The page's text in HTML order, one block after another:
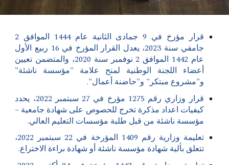
قرار مؤرخ في 9 جمادى الثانية عام 1444 الموافق 2
جامفي سنة 2023، يعدل القرار المؤرخ في 16 ربيع الأول
عام 1442 الموافق 2 نوفمبر سنة 2020، والمتضمن تعيين
أعضاء اللجنة الوطنية لمنح علامة "مؤسسة ناشئة"
و"مشروع مبتكر" و"حاضنة أعمال".
قرار وزاري رقم 1275 مؤرخ في 27 سبتمبر 2022، يحدد
كيفيات اعداد مذكرة تخرج للحصوص على شهادة جامعية –
مؤسسة ناشئة من قبل طلبة مؤسسات التعليم العالي.
تعليمة
وزارية رقم 1409 المؤرخة في 22 سبتمبر 2022،
تتعلق بألية شهادة مؤسسة ناشئة أو شهادة براءة الاختراع.